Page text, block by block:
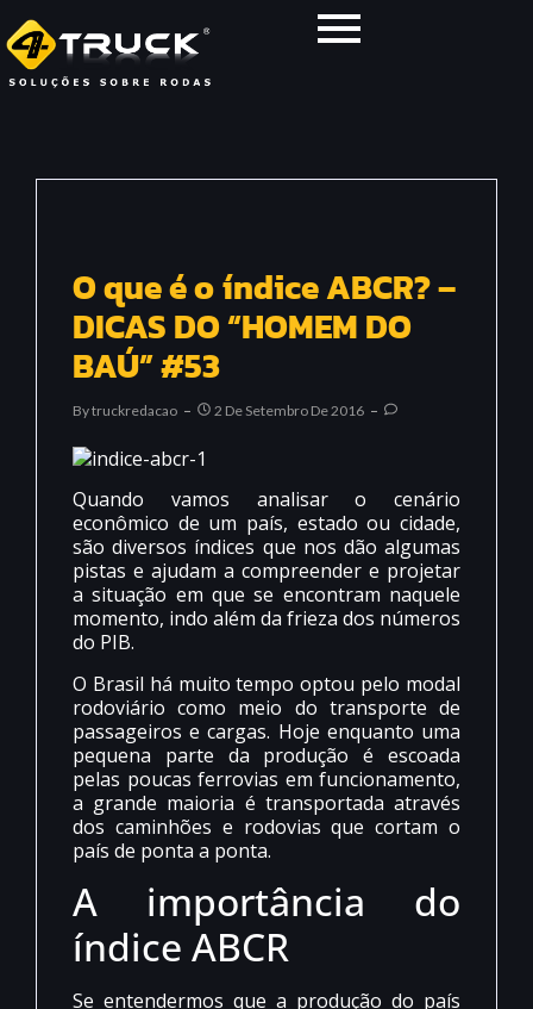
O que é o índice ABCR? –
DICAS DO “HOMEM DO
BAÚ” #53
ByTruckredacao 2 De Setembro De 2016
Quando vamos analisar o cenário
econômico de um país, estado ou cidade,
são diversos índices que nos dão algumas
pistas e ajudam a compreender e projetar
a situação em que se encontram naquele
momento, indo além da frieza dos números
do PIB.
O Brasil há muito tempo optou pelo modal
rodoviário como meio do transporte de
passageiros e cargas. Hoje enquanto uma
pequena parte da produção é escoada
pelas poucas ferrovias em funcionamento,
a grande maioria é transportada através
dos caminhões e rodovias que cortam o
país de ponta a ponta.
A importância do
índice ABCR
Se entendermos que a produção do país